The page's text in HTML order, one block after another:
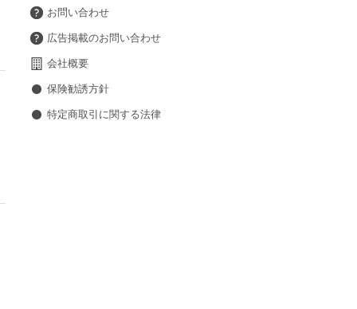
お問い合わせ
広告掲載のお問い合わせ
会社概要
保険勧誘方針
特定商取引に関する法律